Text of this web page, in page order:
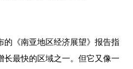
的《南亚地区经济展望》报告指
长最快的区域之一。但它又像一